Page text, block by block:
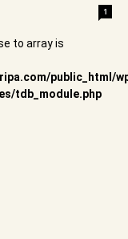
1
to array is
public_html/
tdb_module.php